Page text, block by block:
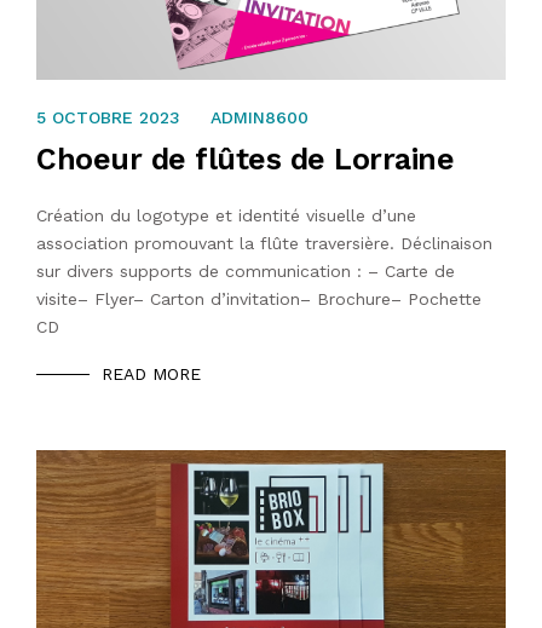
31 JUILLET 2023
5 OCTOBRE 2023 ADMIN8600
Choeur de flûtes de Lorraine
Création du logotype et identité visuelle d’une
association promouvant la flûte traversière. Déclinaison
sur divers supports de communication : – Carte de
visite– Flyer– Carton d’invitation– Brochure– Pochette
CD
READ MORE